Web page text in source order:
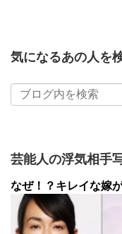
気になるあの人を
芸能人の浮気相手
なぜ！？キレイな嫁